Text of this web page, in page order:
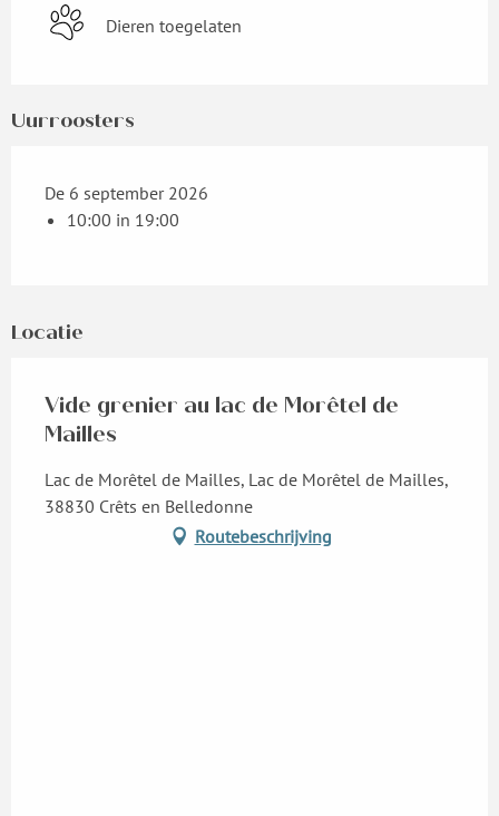
Dieren toegelaten
Uurroosters
De 6 september 2026
10:00 in 19:00
Locatie
Vide grenier au lac de Morêtel de
Mailles
Lac de Morêtel de Mailles, Lac de Morêtel de Mailles,
38830 Crêts en Belledonne
Routebeschrijving